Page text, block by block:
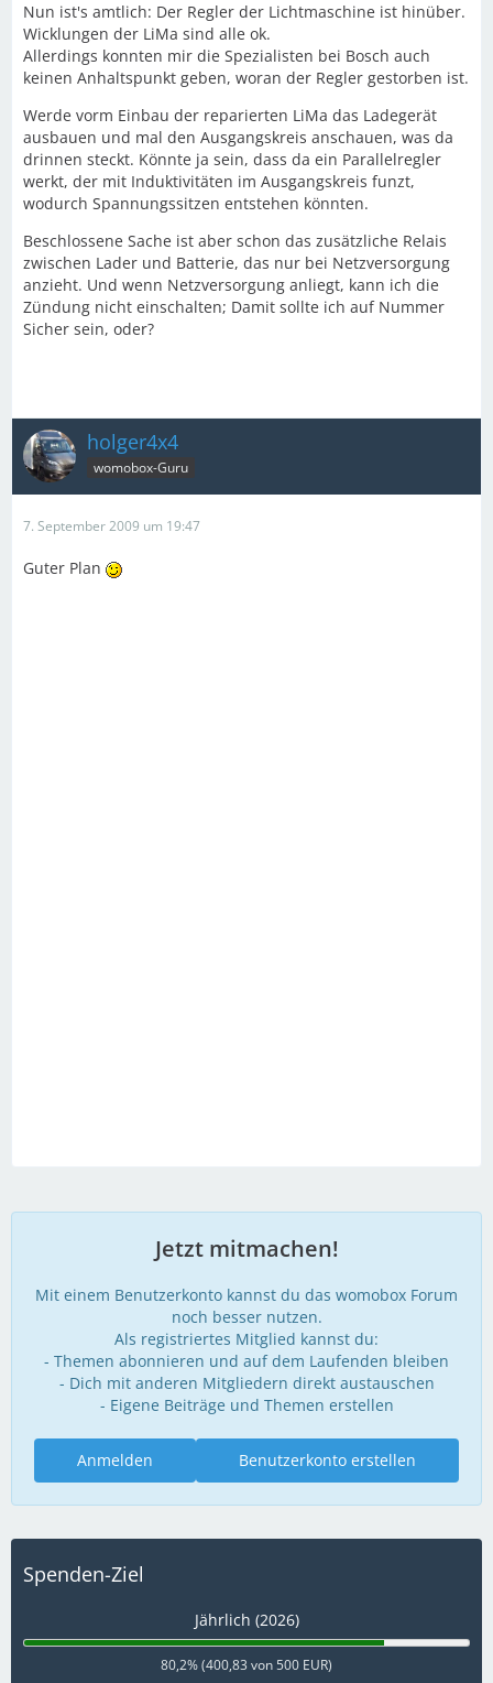
Nun ist's amtlich: Der Regler der Lichtmaschine ist hinüber.
Wicklungen der LiMa sind alle ok.
Allerdings konnten mir die Spezialisten bei Bosch auch
keinen Anhaltspunkt geben, woran der Regler gestorben ist.
Werde vorm Einbau der reparierten LiMa das Ladegerät
ausbauen und mal den Ausgangskreis anschauen, was da
drinnen steckt. Könnte ja sein, dass da ein Parallelregler
werkt, der mit Induktivitäten im Ausgangskreis funzt,
wodurch Spannungssitzen entstehen könnten.
Beschlossene Sache ist aber schon das zusätzliche Relais
zwischen Lader und Batterie, das nur bei Netzversorgung
anzieht. Und wenn Netzversorgung anliegt, kann ich die
Zündung nicht einschalten; Damit sollte ich auf Nummer
Sicher sein, oder?
holger4x4
womobox-Guru
7. September 2009 um 19:47
Guter Plan
Jetzt mitmachen!
Mit einem Benutzerkonto kannst du das womobox Forum
noch besser nutzen.
Als registriertes Mitglied kannst du:
- Themen abonnieren und auf dem Laufenden bleiben
- Dich mit anderen Mitgliedern direkt austauschen
- Eigene Beiträge und Themen erstellen
Benutzerkonto erstellen
Anmelden
Spenden-Ziel
Jährlich (2026)
80,2% (400,83 von 500 EUR)